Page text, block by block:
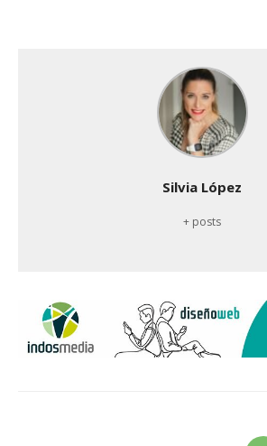
Silvia López
+ posts